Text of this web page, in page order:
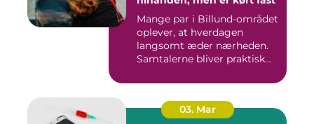
Mange par i Billund-området
oplever, at hverdagen
langsomt æder nærheden.
Samtalerne bliver praktisk...
03. Mar